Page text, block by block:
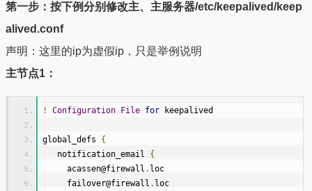
第一步：按下例分别修改主、主服务器/etc/keepalived/keep
alived.conf
声明：这里的ip为虚假ip，只是举例说明
主节点1：
! Configuration File for keepalived
global_defs {
   notification_email
{
     acassen@firewall
. loc
     failover@firewall
. loc